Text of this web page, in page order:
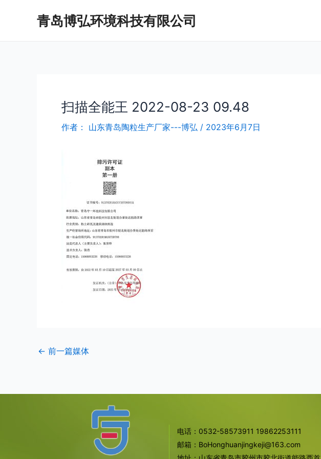
青岛博弘环境科技有限公司
扫描全能王 2022-08-23 09.48
作者： 山东青岛陶粒生产厂家---博弘 / 2023年6月7日
navigation
← 前一篇媒体
电话：0532-58573911 19862253111
邮箱：BoHonghuanjingkeji@163.com